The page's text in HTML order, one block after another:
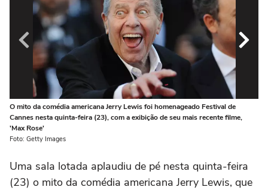
O mito da comédia americana Jerry Lewis foi homenageado Festival de
Cannes nesta quinta-feira (23), com a exibição de seu mais recente filme,
'Max Rose'
Foto: Getty Images
Uma sala lotada aplaudiu de pé nesta quinta-feira
(23) o mito da comédia americana Jerry Lewis, que